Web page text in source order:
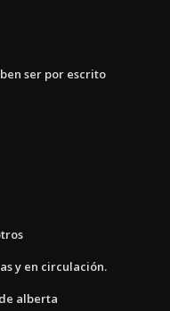
ser por escrito
y en circulación.
alberta